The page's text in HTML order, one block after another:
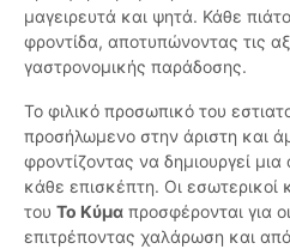
μαγειρευτά και ψητά. Κάθε
φροντίδα, αποτυπώνοντας τις
γαστρονομικής παράδοσης.
Το φιλικό προσωπικό του
προσήλωμενο στην άριστη και
φροντίζοντας να δημιουργεί
κάθε επισκέπτη. Οι εσωτερικοί
του Το Κύμα προσφέρονται για
επιτρέποντας χαλάρωση και